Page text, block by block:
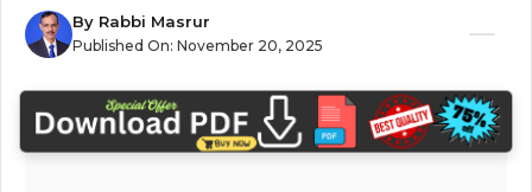
By Rabbi Masrur
Published On: November 20, 2025